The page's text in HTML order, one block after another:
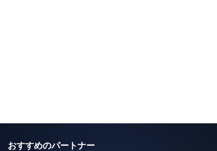
おすすめのパートナー